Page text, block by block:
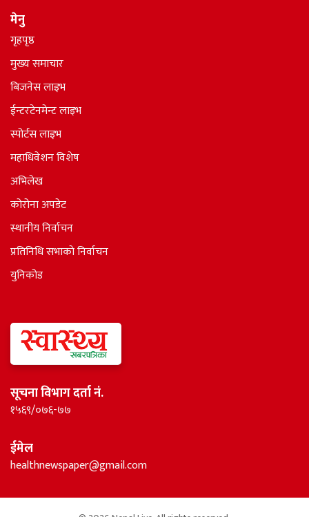
मेनु
गृहपृष्ठ
मुख्य समाचार
बिजनेस लाइभ
ईन्टरटेनमेन्ट लाइभ
स्पोर्टस लाइभ
महाधिवेशन विशेष
अभिलेख
कोरोना अपडेट
स्थानीय निर्वाचन
प्रतिनिधि सभाकाे निर्वाचन
युनिकोड
सूचना विभाग दर्ता नं.
१५६९/०७६-७७
ईमेल
healthnewspaper@gmail.com